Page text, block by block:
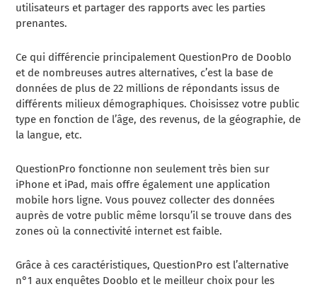
utilisateurs et partager des rapports avec les parties
prenantes.
Ce qui différencie principalement QuestionPro de Dooblo
et de nombreuses autres alternatives, c’est la base de
données de plus de 22 millions de répondants issus de
différents milieux démographiques. Choisissez votre public
type en fonction de l’âge, des revenus, de la géographie, de
la langue, etc.
QuestionPro fonctionne non seulement très bien sur
iPhone et iPad, mais offre également une application
mobile hors ligne. Vous pouvez collecter des données
auprès de votre public même lorsqu’il se trouve dans des
zones où la connectivité internet est faible.
Grâce à ces caractéristiques, QuestionPro est l’alternative
n°1 aux enquêtes Dooblo et le meilleur choix pour les